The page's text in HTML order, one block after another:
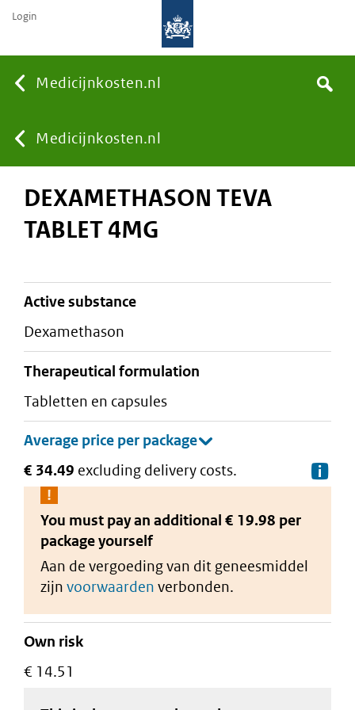
Medicijnkosten.nl
You
are
Medicijnkosten.nl
Search
Login
DEXAMETHASON TEVA
TABLET 4MG
active substance
dexamethason
therapeutical formulation
tabletten en capsules
€ 34.49 excluding delivery costs.
You must pay an additional € 19.98 per
packageyourself
Aan de vergoeding van dit geneesmiddel
zijn voorwaarden verbonden.
Own risk
€ 14.51